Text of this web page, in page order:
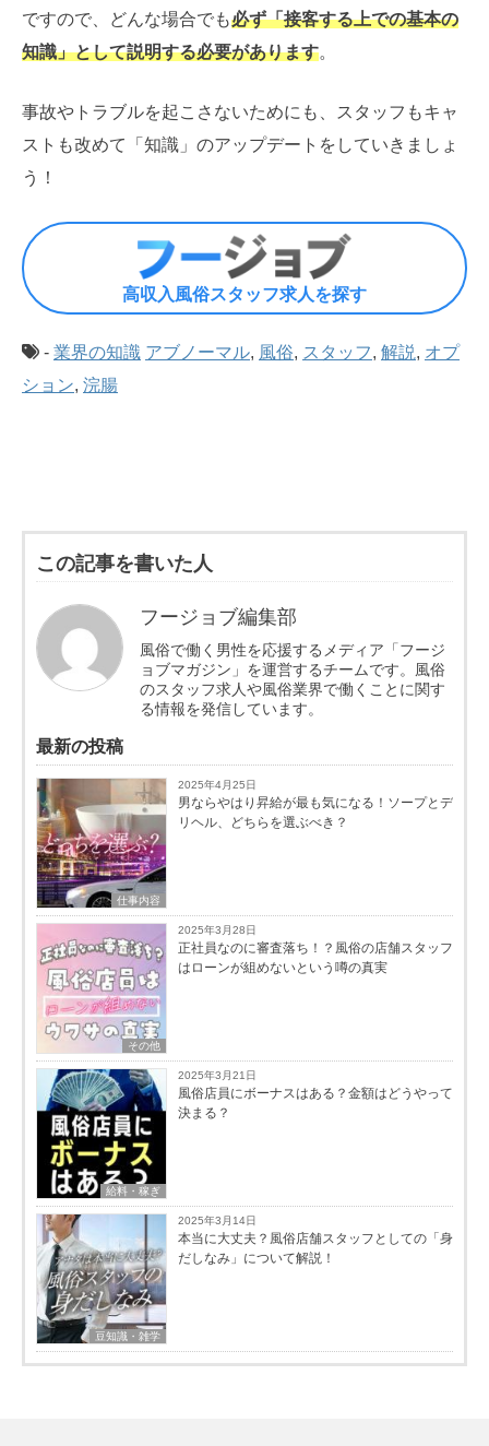
ですので、どんな場合でも必ず「接客する上での基本の
知識」として説明する必要があります。
事故やトラブルを起こさないためにも、スタッフもキャ
ストも改めて「知識」のアップデートをしていきましょ
う！
高収入風俗スタッフ求人を探す
- 業界の知識 アブノーマル, 風俗, スタッフ, 解説, オプ
ション, 浣腸
この記事を書いた人
フージョブ編集部
風俗で働く男性を応援するメディア「フージ
ョブマガジン」を運営するチームです。風俗
のスタッフ求人や風俗業界で働くことに関す
る情報を発信しています。
最新の投稿
仕事内容
2025年4月25日
男ならやはり昇給が最も気になる！ソープとデ
リヘル、どちらを選ぶべき？
その他
2025年3月28日
正社員なのに審査落ち！？風俗の店舗スタッフ
はローンが組めないという噂の真実
給料・稼ぎ
2025年3月21日
風俗店員にボーナスはある？金額はどうやって
決まる？
豆知識・雑学
2025年3月14日
本当に大丈夫？風俗店舗スタッフとしての「身
だしなみ」について解説！